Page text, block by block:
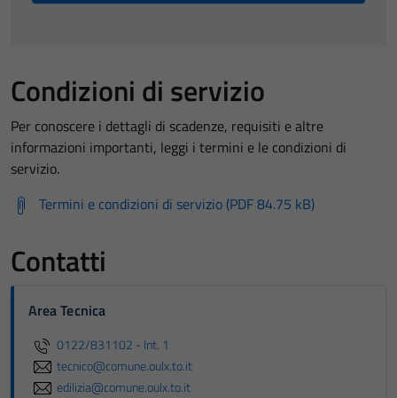
Condizioni di servizio
Per conoscere i dettagli di scadenze, requisiti e altre
informazioni importanti, leggi i termini e le condizioni di
servizio.
Termini e condizioni di servizio (PDF 84.75 kB)
Contatti
Area Tecnica
0122/831102 - Int. 1
tecnico@comune.oulx.to.it
edilizia@comune.oulx.to.it